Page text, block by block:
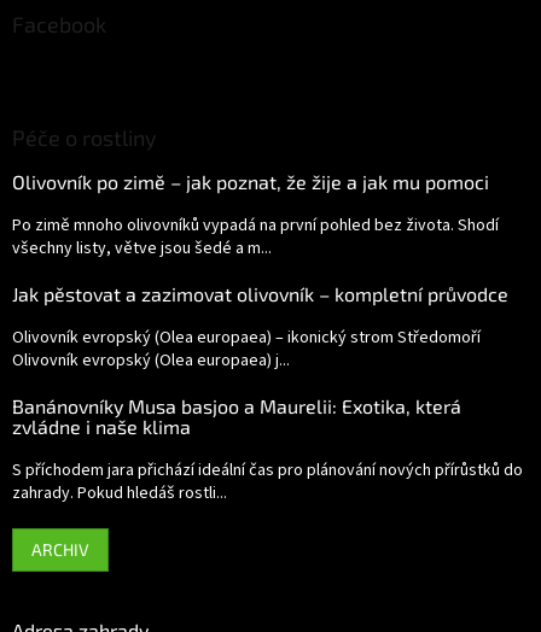
Facebook
Péče o rostliny
Olivovník po zimě – jak poznat, že žije a jak mu pomoci
Po zimě mnoho olivovníků vypadá na první pohled bez života. Shodí
všechny listy, větve jsou šedé a m...
Jak pěstovat a zazimovat olivovník – kompletní průvodce
Olivovník evropský (Olea europaea) – ikonický strom Středomoří
Olivovník evropský (Olea europaea) j...
Banánovníky Musa basjoo a Maurelii: Exotika, která
zvládne i naše klima
S příchodem jara přichází ideální čas pro plánování nových přírůstků do
zahrady. Pokud hledáš rostli...
ARCHIV